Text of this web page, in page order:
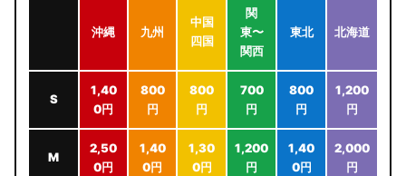
沖縄 九州
中国
四国
関
東〜
関西
東北 北海道
S
1,40
0円
800
円
800
円
700
円
800
円
1,200
円
M
2,50
0円
1,40
0円
1,30
0円
1,200
円
1,40
0円
2,000
円